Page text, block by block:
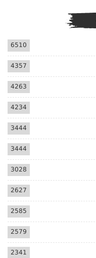
6510
4357
4263
4234
3444
3444
3028
2627
2585
2579
2341